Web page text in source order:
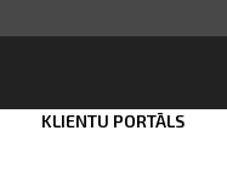
KLIENTU PORTĀLS